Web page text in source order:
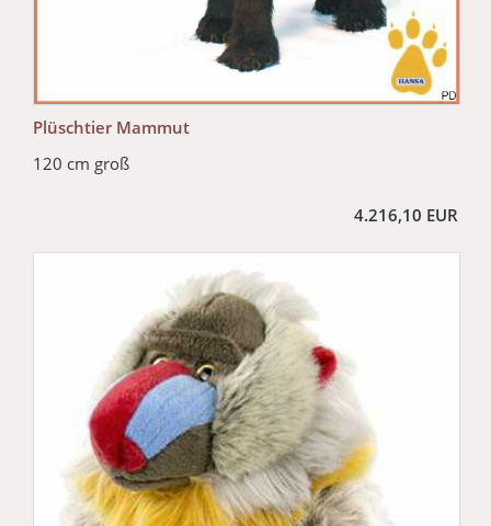
Plüschtier Mammut
120 cm groß
4.216,10 EUR